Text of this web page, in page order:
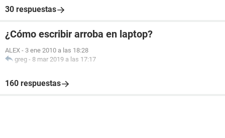
30 respuestas
¿Cómo escribir arroba en laptop?
ALEX - 3 ene 2010 a las 18:28
greg - 8 mar 2019 a las 17:17
160 respuestas